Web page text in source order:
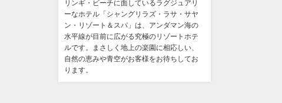
リンギ・ビーチに面しているラグジュアリ
ーなホテル「シャングリラズ・ラサ・サヤ
ン・リゾート＆スパ」は、アンダマン海の
水平線が目前に広がる究極のリゾートホテ
ルです。まさしく地上の楽園に相応しい、
自然の恵みや青空がお客様をお待ちしてお
ります。